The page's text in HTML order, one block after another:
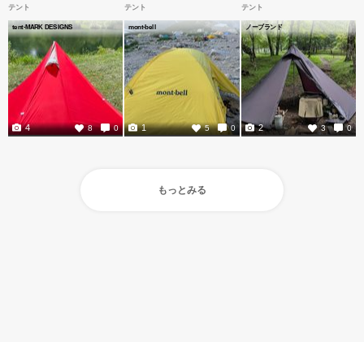
テント
tent-MARK DESIGNS
8 0
4
テント
mont-bell
5 0
1
テント
ノーブランド
3 0
2
もっとみる